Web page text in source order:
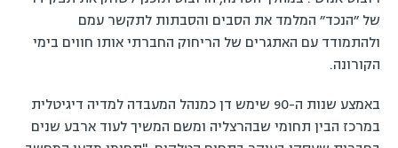
של ״הנכד״ המלמד את הסבים והסבתות לתקשר עמם
ולהתמודד עם האתגרים של הריחוק החברתי אותו חווים בימי
הקורונה.
באמצע שנות ה-90 שימש דן כמנהל המעבדה למדיה דיגיטלית
במרכז הבין תחומי שבהרצליה ומשם המשיך לעוד ארבע שנים